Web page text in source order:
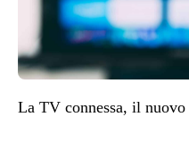
La TV connessa, il